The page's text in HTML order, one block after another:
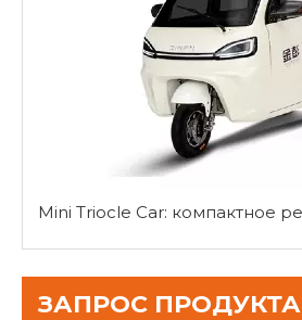
ЗАПРОС ПРОДУКТА